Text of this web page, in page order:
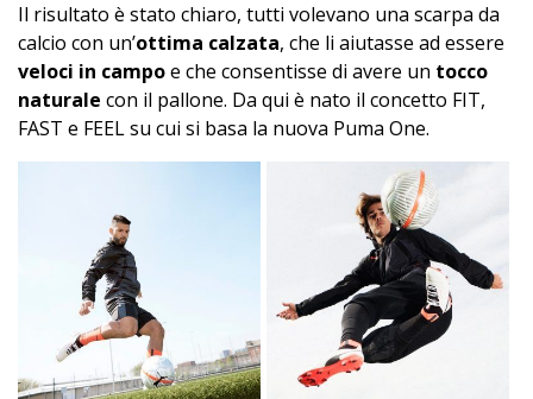
Il risultato è stato chiaro, tutti volevano una scarpa da
calcio con un’ottima calzata, che li aiutasse ad essere
veloci in campoe che consentisse di avere un tocco
naturale con il pallone. Da qui è nato il concetto FIT,
FAST e FEEL su cui si basa la nuova Puma One.